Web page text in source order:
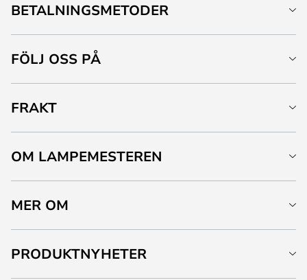
BETALNINGSMETODER
FÖLJ OSS PÅ
FRAKT
OM LAMPEMESTEREN
MER OM
PRODUKTNYHETER